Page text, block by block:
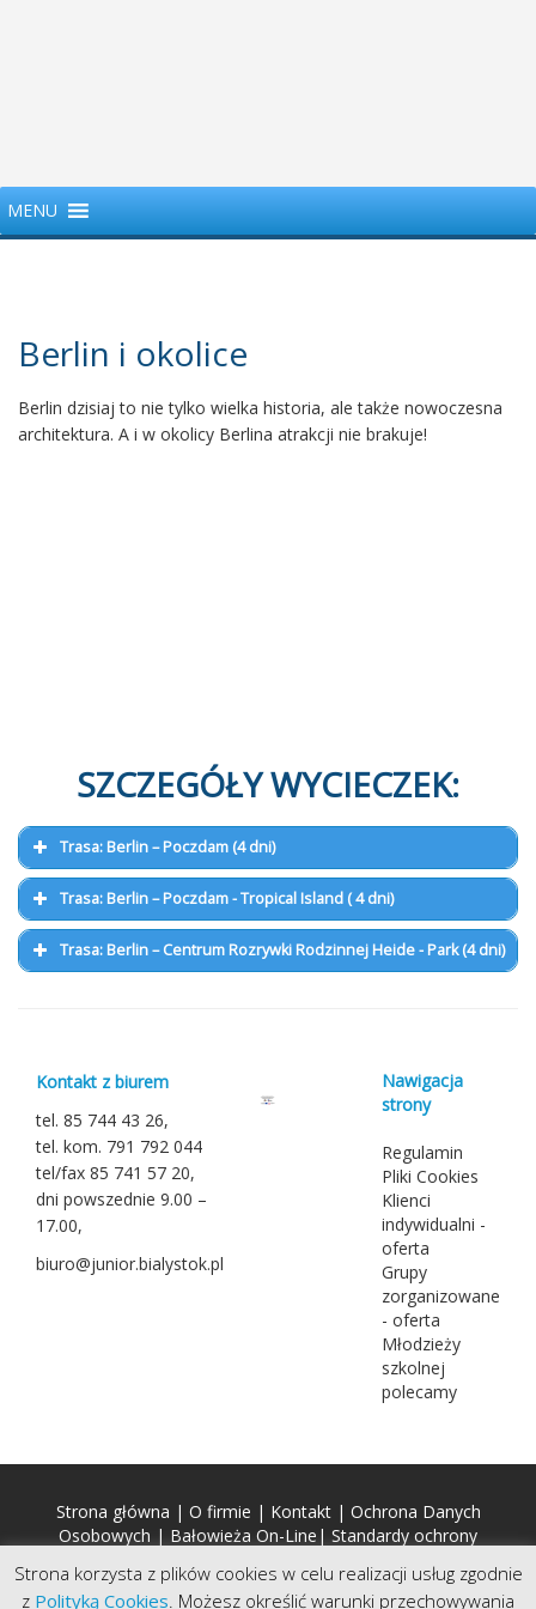
MENU
Berlin i okolice
Berlin dzisiaj to nie tylko wielka historia, ale także nowoczesna
architektura. A i w okolicy Berlina atrakcji nie brakuje!
SZCZEGÓŁY WYCIECZEK:
Trasa: Berlin – Poczdam (4 dni)
Trasa: Berlin – Poczdam - Tropical Island ( 4 dni)
Trasa: Berlin – Centrum Rozrywki Rodzinnej Heide - Park (4 dni)
Kontakt z biurem
tel. 85 744 43 26,
tel. kom. 791 792 044
tel/fax 85 741 57 20,
dni powszednie 9.00 –
17.00,
biuro@junior.bialystok.pl
Nawigacja
strony
Regulamin
Pliki Cookies
Klienci
indywidualni -
oferta
Grupy
zorganizowane
- oferta
Młodzieży
szkolnej
polecamy
Strona główna | O firmie | Kontakt| Ochrona Danych
Osobowych | Bałowieża On-Line | Standardy ochrony
Strona korzysta z plików cookies w celu realizacji usług zgodnie
z Polityką Cookies . Możesz określić warunki przechowywania